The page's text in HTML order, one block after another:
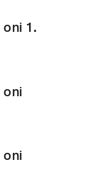
1.
oni
oni